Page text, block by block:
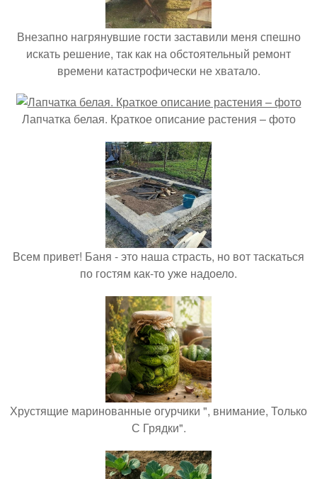
Внезапно нагрянувшие гости заставили меня спешно
искать решение, так как на обстоятельный ремонт
времени катастрофически не хватало.
Лапчатка белая. Краткое описание растения – фото
Всем привет! Баня - это наша страсть, но вот таскаться
по гостям как-то уже надоело.
Хрустящие маринованные огурчики ", внимание, Только
С Грядки".